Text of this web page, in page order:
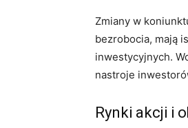
Zmiany w
bezrobocia, mają
inwestycyjnych.
nastroje
Rynki akcji i